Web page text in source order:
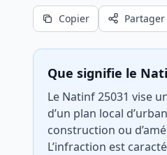
Copier Partager
Que signifie le
Le Natinf 25031 vise
d’un plan local
construction ou
L’infraction est